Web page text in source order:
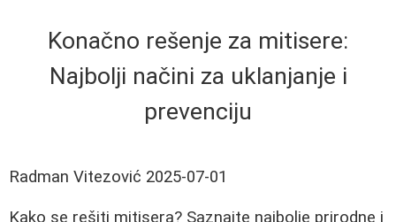
Konačno rešenje za mitisere:
Najbolji načini za uklanjanje i
prevenciju
Radman Vitezović 2025-07-01
Kako se rešiti mitisera? Saznajte najbolje prirodne i